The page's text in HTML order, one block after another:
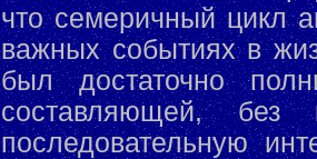
что семеричный цикл
важных событиях в
был достаточно
составляющей, без
последовательную